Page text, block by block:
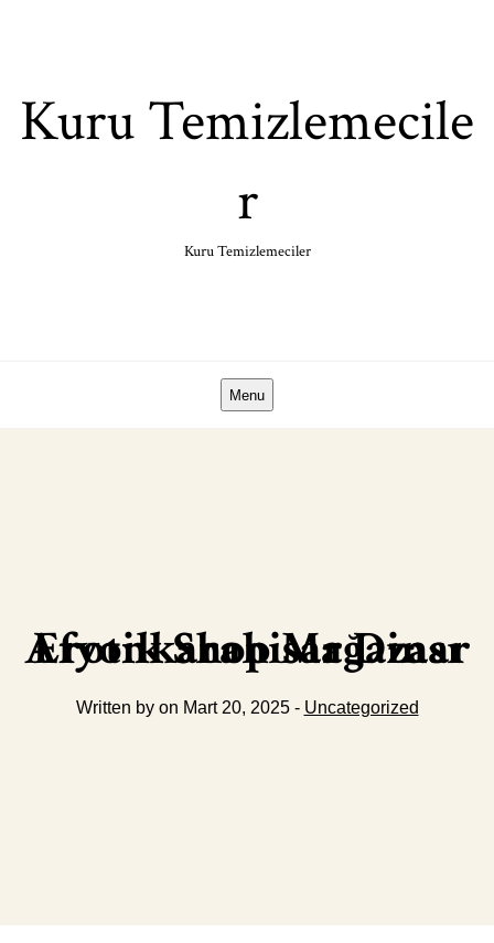
Kuru Temizlemecile
r
Kuru Temizlemeciler
Menu
Afyonkarahisar Dinar Erotik Shop Mağazası
Written by on Mart 20, 2025 - Uncategorized